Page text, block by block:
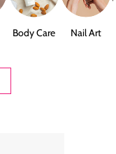
Body Care Nail Art